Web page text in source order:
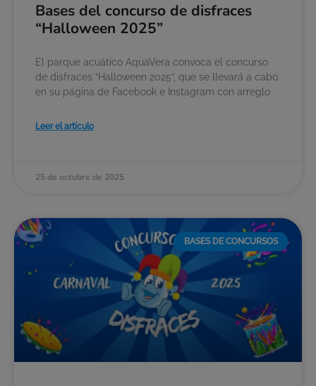
Bases del concurso de disfraces
“Halloween 2025”
El parque acuático AquaVera convoca el concurso
de disfraces “Halloween 2025”, que se llevará a cabo
en su página de Facebook e Instagram con arreglo
Leer el artículo
25 de octubre de 2025
BASES DE CONCURSOS